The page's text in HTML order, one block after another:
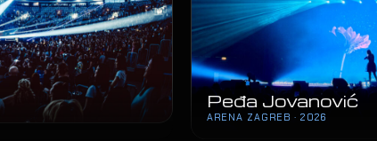
Peđa Jovanović
ARENA ZAGREB · 2026